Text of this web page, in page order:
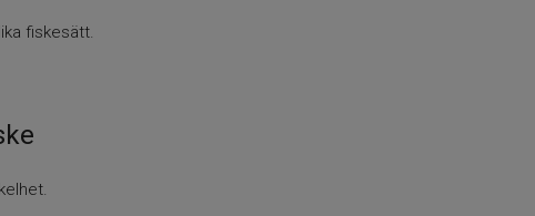
fiskesätt.